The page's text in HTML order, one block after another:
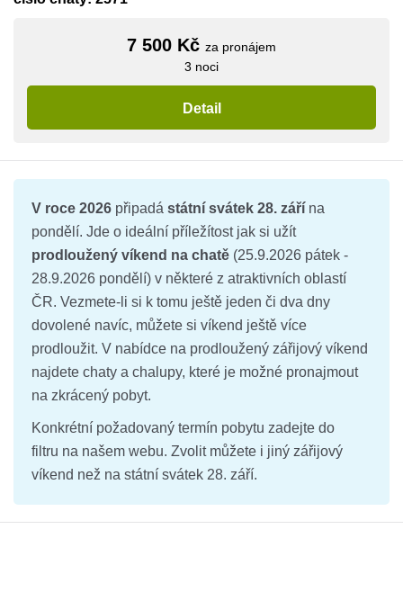
7 500 Kč za pronájem
3 noci
Detail
V roce 2026 připadá státní svátek 28. září na
pondělí. Jde o ideální příležítost jak si užít
prodloužený víkend na chatě (25.9.2026 pátek -
28.9.2026 pondělí) v některé z atraktivních oblastí
ČR. Vezmete-li si k tomu ještě jeden či dva dny
dovolené navíc, můžete si víkend ještě více
prodloužit. V nabídce na prodloužený zářijový víkend
najdete chaty a chalupy, které je možné pronajmout
na zkrácený pobyt.
Konkrétní požadovaný termín pobytu zadejte do
filtru na našem webu. Zvolit můžete i jiný zářijový
víkend než na státní svátek 28. září.